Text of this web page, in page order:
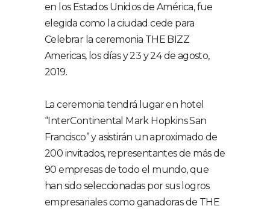
en los Estados Unidos de América, fue
elegida como la ciudad cede para
Celebrar la ceremonia THE BIZZ
Americas, los días y 23 y 24 de agosto,
2019.
La ceremonia tendrá lugar en hotel
“InterContinental Mark Hopkins San
Francisco” y asistirán un aproximado de
200 invitados, representantes de más de
90 empresas de todo el mundo, que
han sido seleccionadas por sus logros
empresariales como ganadoras de THE